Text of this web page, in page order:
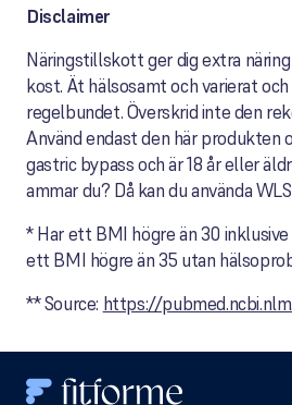
Disclaimer
Näringstillskott ger dig extra
kost. Ät hälsosamt och varierat
regelbundet. Överskrid inte den
Använd endast den här produkten
gastric bypass och är 18 år eller
ammar du? Då kan du använda
* Har ett BMI högre än 30
ett BMI högre än 35 utan
** Source: https://